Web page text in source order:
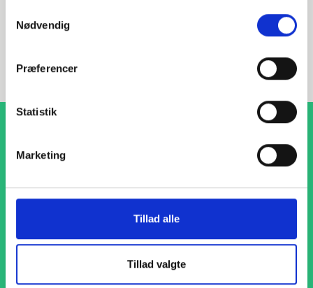
Nødvendig
Præferencer
Statistik
Marketing
Tillad alle
Tillad valgte
Pünktliche Lieferung
Wir geben immer unser bestes Ihre Waren pünktlich zu
liefern, damit Ihre Produktion ohne Unterbrechungen
weiterlaufen kann.